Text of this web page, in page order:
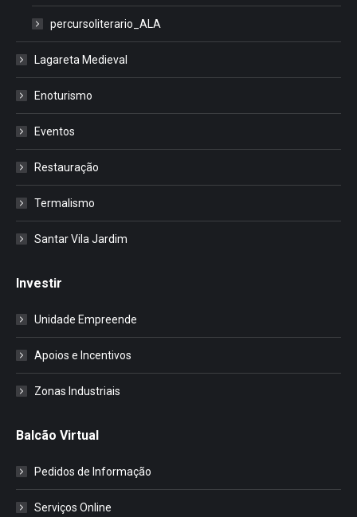
percursoliterario_ALA
Lagareta Medieval
Enoturismo
Eventos
Restauração
Termalismo
Santar Vila Jardim
Investir
Unidade Empreende
Apoios e Incentivos
Zonas Industriais
Balcão Virtual
Pedidos de Informação
Serviços Online